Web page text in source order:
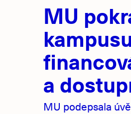
novinky
MU
a
MU podepsala